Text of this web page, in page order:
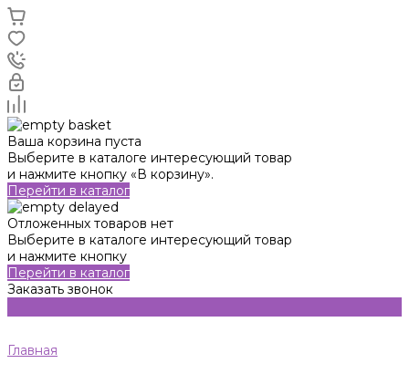
Ваша корзина пуста
Выберите в каталоге интересующий товар
и нажмите кнопку «В корзину».
Перейти в каталог
Отложенных товаров нет
Выберите в каталоге интересующий товар
и нажмите кнопку
Перейти в каталог
Заказать звонок
Главная